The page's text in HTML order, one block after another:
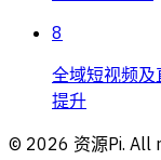
8
全域短视频及
提升
© 2026 资源Pi. All